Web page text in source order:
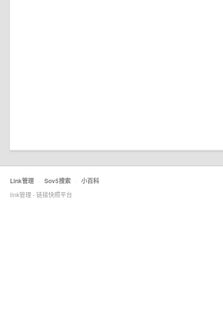
Link管理 · Sov5搜索 · 小百科
link管理 - 链接快照平台